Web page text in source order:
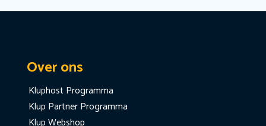
Over ons
Kluphost Programma
Klup Partner Programma